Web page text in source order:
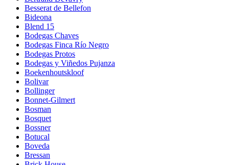
Besserat de Bellefon
Bideona
Blend 15
Bodegas Chaves
Bodegas Finca Río Negro
Bodegas Protos
Bodegas y Viñedos Pujanza
Boekenhoutskloof
Bolivar
Bollinger
Bonnet-Gilmert
Bosman
Bosquet
Bossner
Botucal
Boveda
Bressan